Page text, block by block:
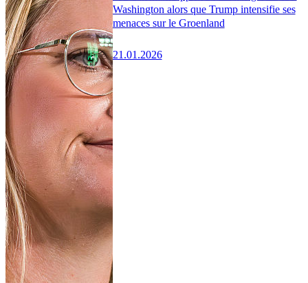
Washington alors que Trump intensifie ses
menaces sur le Groenland
21.01.2026